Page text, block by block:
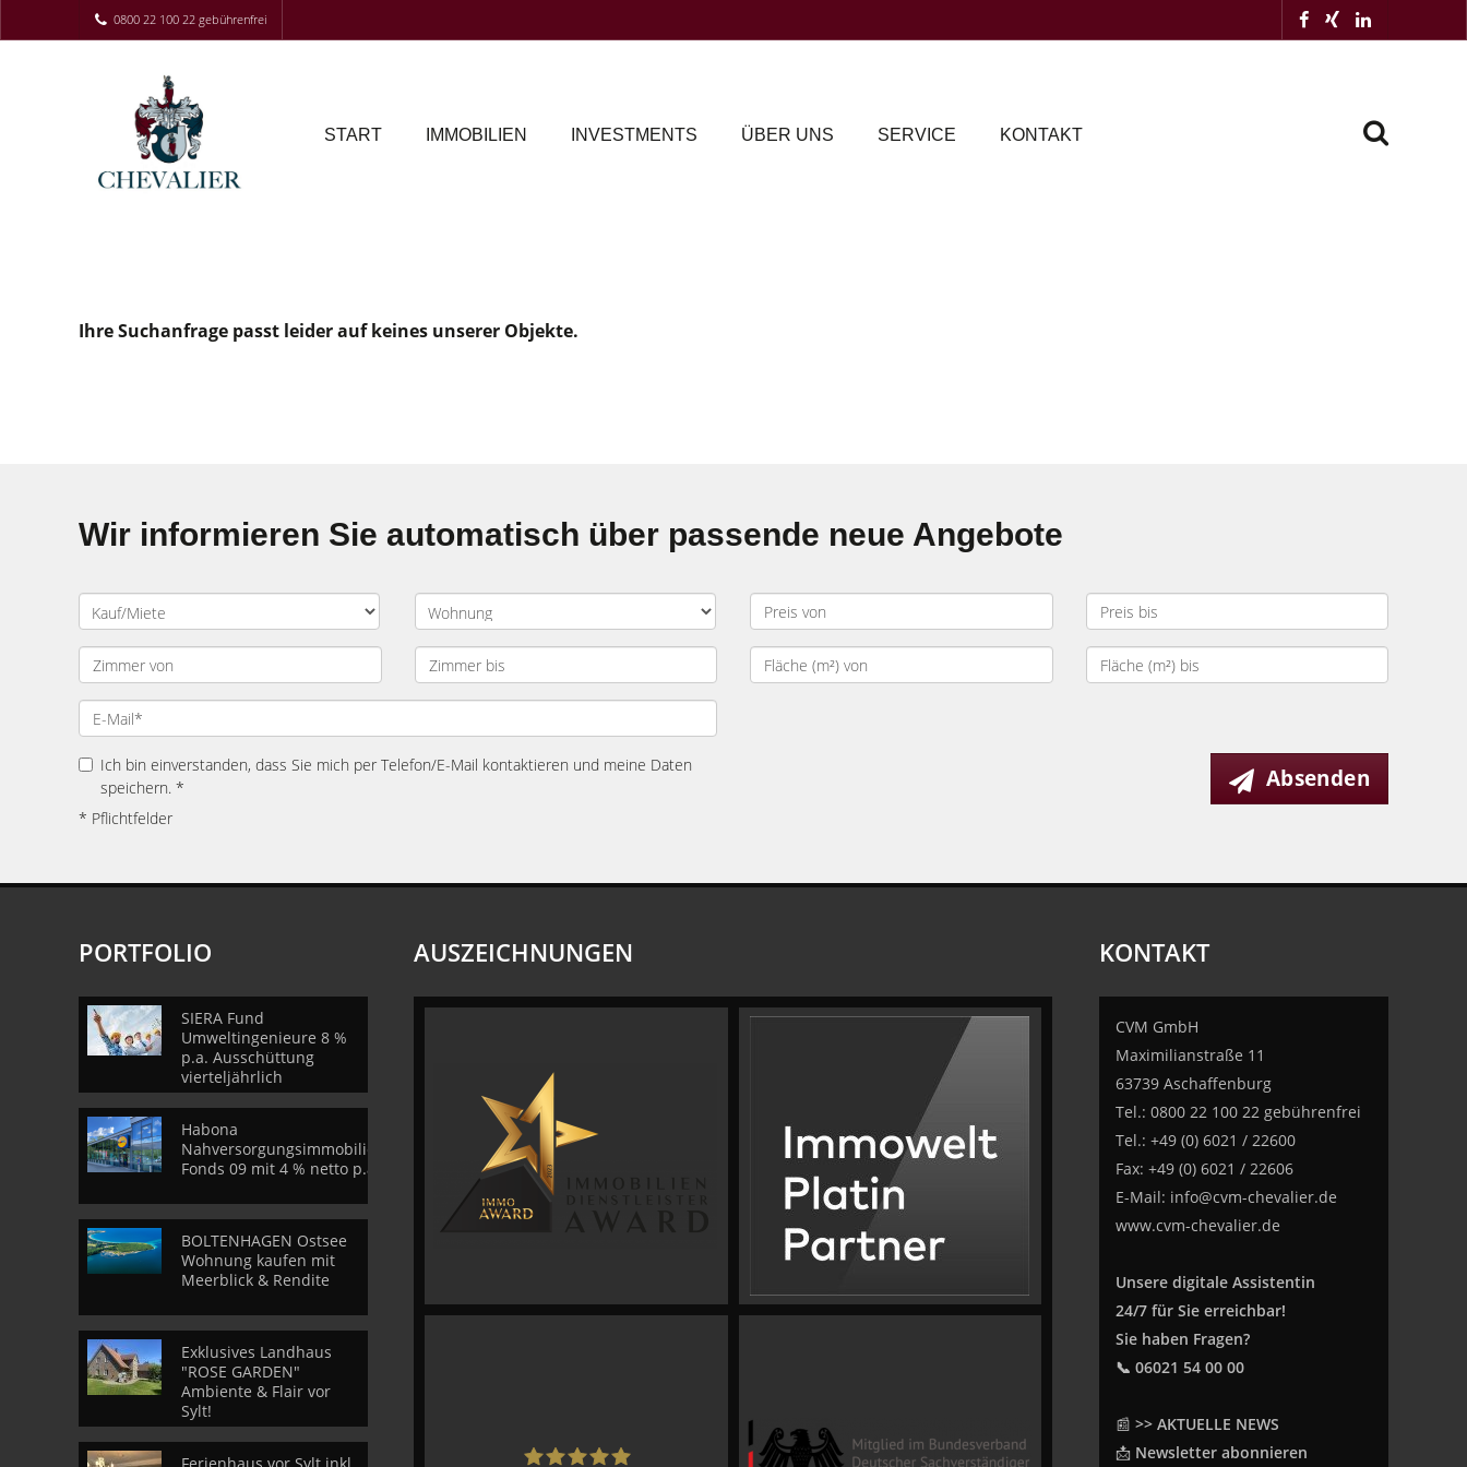
0800 22 100 22 gebührenfrei
START IMMOBILIEN INVESTMENTS ÜBER UNS SERVICE KONTAKT
Ihre Suchanfrage passt leider auf keines unserer Objekte.
Wir informieren Sie automatisch über passende neue Angebote
Ich bin einverstanden, dass Sie mich per Telefon/E-Mail kontaktieren und meine Daten
speichern. *
* Pflichtfelder
Absenden
PORTFOLIO
SIERA Fund
Umweltingenieure 8 %
p.a. Ausschüttung
vierteljährlich
Habona
Nahversorgungsimmobilien
Fonds 09 mit 4 % netto p.a.
BOLTENHAGEN Ostsee
Wohnung kaufen mit
Meerblick & Rendite
Exklusives Landhaus
"ROSE GARDEN"
Ambiente & Flair vor
Sylt!
AUSZEICHNUNGEN KONTAKT
CVM GmbH
Maximilianstraße 11
63739 Aschaffenburg
Tel.: 0800 22 100 22 gebührenfrei
Tel.: +49 (0) 6021 / 22600
Fax: +49 (0) 6021 / 22606
E-Mail: info@cvm-chevalier.de
www.cvm-chevalier.de
Unsere digitale Assistentin
24/7 für Sie erreichbar!
Sie haben Fragen?
📞 06021 54 00 00
📰 >> AKTUELLE NEWS
📩 Newsletter abonnieren